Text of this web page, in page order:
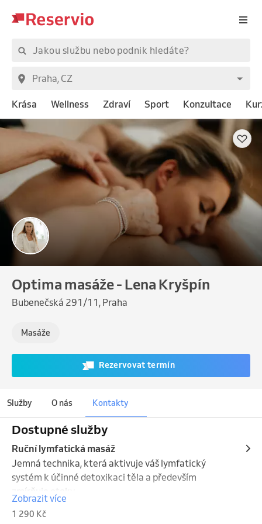
Krása Wellness Zdraví Sport Konzultace
Optima masáže - Lena Kryšpín
Bubenečská 291/11, Praha
Masáže
Rezervovat termín
Služby O nás Kontakty
Dostupné služby
Ruční lymfatická masáž
Jemná technika, která aktivuje váš lymfatický
systém k účinné detoxikaci těla a především
zmírňuje otoky.
Pomáhá nejen s celulitidou a formováním postavy,
ale i s únavou, bolestmi hlavy a celkovou imunitou.
Zobrazit více
1 290 Kč